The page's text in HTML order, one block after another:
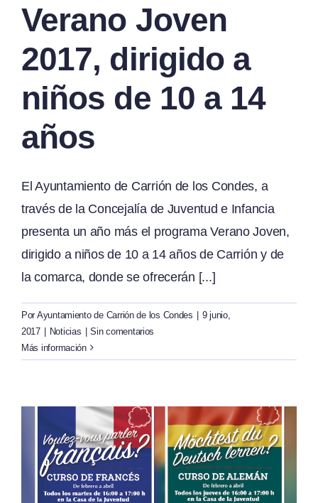
Verano Joven
2017, dirigido a
niños de 10 a 14
años
El Ayuntamiento de Carrión de los Condes, a
través de la Concejalía de Juventud e Infancia
presenta un año más el programa Verano Joven,
dirigido a niños de 10 a 14 años de Carrión y de
la comarca, donde se ofrecerán [...]
Por Ayuntamiento de Carrión de los Condes
9 junio,
2017
Noticias
Sin comentarios
Más información